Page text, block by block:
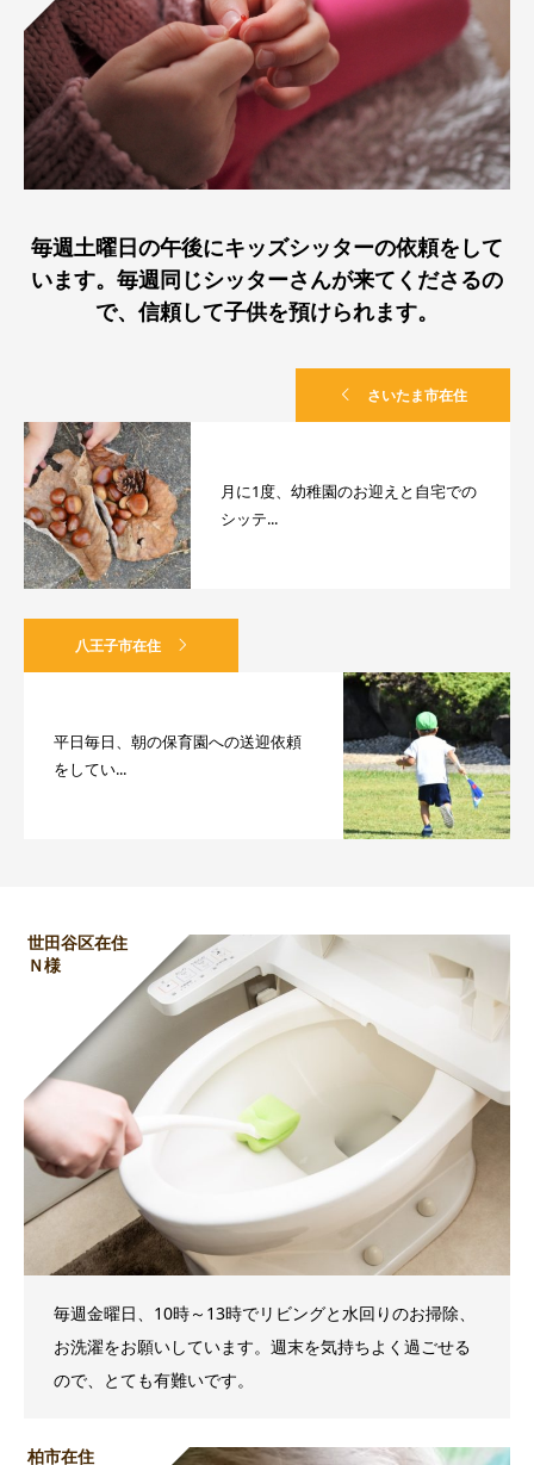
毎週土曜日の午後にキッズシッターの依頼をして
います。毎週同じシッターさんが来てくださるの
で、信頼して子供を預けられます。
さいたま市在住
月に1度、幼稚園のお迎えと自宅での
シッテ...
八王子市在住
平日毎日、朝の保育園への送迎依頼
をしてい...
世田谷区在住
Ｎ様
毎週金曜日、10時～13時でリビングと水回りのお掃除、
お洗濯をお願いしています。週末を気持ちよく過ごせる
ので、とても有難いです。
柏市在住